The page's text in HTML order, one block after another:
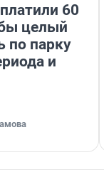
60
целый
по парку
и